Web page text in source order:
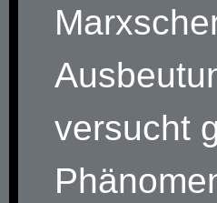
versucht